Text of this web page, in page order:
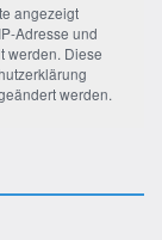
angezeigt
Adresse und
werden. Diese
werden.